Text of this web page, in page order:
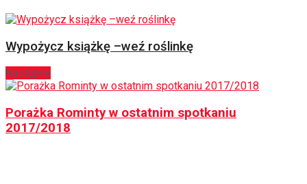
Wypożycz książkę –weź roślinkę
Następny
Porażka Rominty w ostatnim spotkaniu
2017/2018